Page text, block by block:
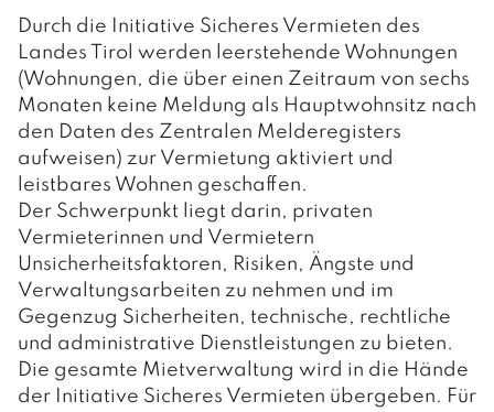
Durch die Initiative Sicheres Vermieten des
Landes Tirol werden leerstehende Wohnungen
(Wohnungen, die über einen Zeitraum von sechs
Monaten keine Meldung als Hauptwohnsitz nach
den Daten des Zentralen Melderegisters
aufweisen) zur Vermietung aktiviert und
leistbares Wohnen geschaffen.
Der Schwerpunkt liegt darin, privaten
Vermieterinnen und Vermietern
Unsicherheitsfaktoren, Risiken, Ängste und
Verwaltungsarbeiten zu nehmen und im
Gegenzug Sicherheiten, technische, rechtliche
und administrative Dienstleistungen zu bieten.
Die gesamte Mietverwaltung wird in die Hände
der Initiative Sicheres Vermieten übergeben. Für